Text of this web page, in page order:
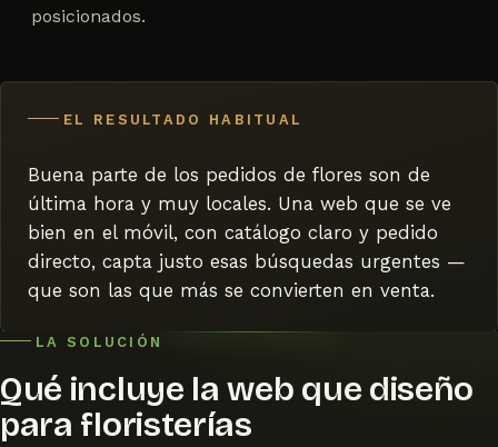
posicionados.
EL RESULTADO HABITUAL
Buena parte de los pedidos de flores son de
última hora y muy locales. Una web que se ve
bien en el móvil, con catálogo claro y pedido
directo, capta justo esas búsquedas urgentes —
que son las que más se convierten en venta.
LA SOLUCIÓN
Qué incluye la web que diseño
para floristerías